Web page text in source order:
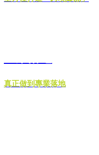
真正做到專業落地